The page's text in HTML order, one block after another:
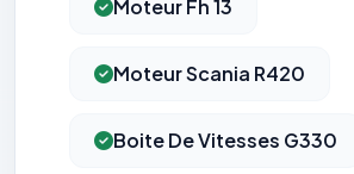
Moteur Fh 13
Moteur Scania R420
Boite De Vitesses G330